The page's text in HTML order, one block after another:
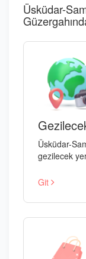
Üsküdar-
Üsküdar-
gezilecek
Git